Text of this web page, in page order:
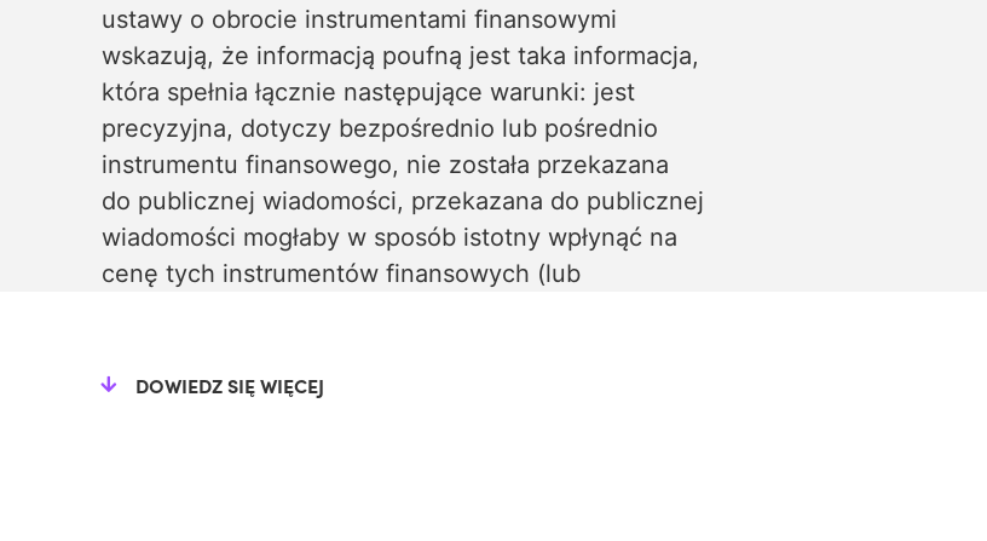
ustawy o obrocie instrumentami finansowymi
wskazują, że informacją poufną jest taka informacja,
która spełnia łącznie następujące warunki: jest
precyzyjna, dotyczy bezpośrednio lub pośrednio
instrumentu finansowego, nie została przekazana
do publicznej wiadomości, przekazana do publicznej
wiadomości mogłaby w sposób istotny wpłynąć na
cenę tych instrumentów finansowych (lub
DOWIEDZ SIĘ WIĘCEJ